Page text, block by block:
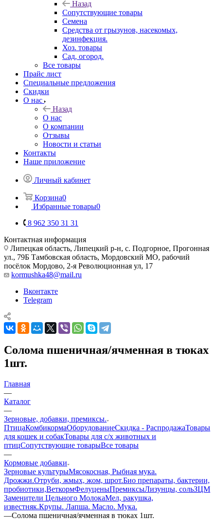
Назад
Сопутствующие товары
Семена
Средства от грызунов, насекомых,
дезинфекция.
Хоз. товары
Сад, огород.
Все товары
Прайс лист
Специальные предложения
Скидки
О нас
Назад
О нас
О компании
Отзывы
Новости и статьи
Контакты
Наше приложение
Личный кабинет
Корзина0
Избранные товары0
8 962 350 31 31
Контактная информация
Липецкая область, Липецкий р-н, с. Подгорное, Прогонная
ул., 79Б Тамбовская область, Мордовский МО, рабочий
посёлок Мордово, 2-я Революционная ул, 17
kormushka48@mail.ru
Вконтакте
Telegram
Солома пшеничная/ячменная в тюках
1шт.
Главная
—
Каталог
—
Зерновые, добавки, премиксы.
ПтицаКомбикормаОборудованиеСкидка - РаспродажаТовары
для кошек и собакТовары для с/х животных и
птицСопутствующие товарыВсе товары
—
Кормовые добавки
Зерновые культурыМясокосная, Рыбная мука.
Дрожжи.Отруби, жмых, жом, шрот.Био препараты, бактерии,
пробиотики,ВеткормФелуценыПремиксыЛизунцы, сольЗЦМ
Заменители Цельного МолокаМел, ракушка,
известняк.Крупы. Лапша. Масло. Мука.
—Солома пшеничная/ячменная в тюках 1шт.